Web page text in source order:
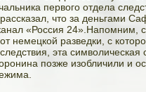
первого отдела
что за деньгами
«Россия 24».Напомним,
немецкой разведки, с
эта символическая
позже изобличили и